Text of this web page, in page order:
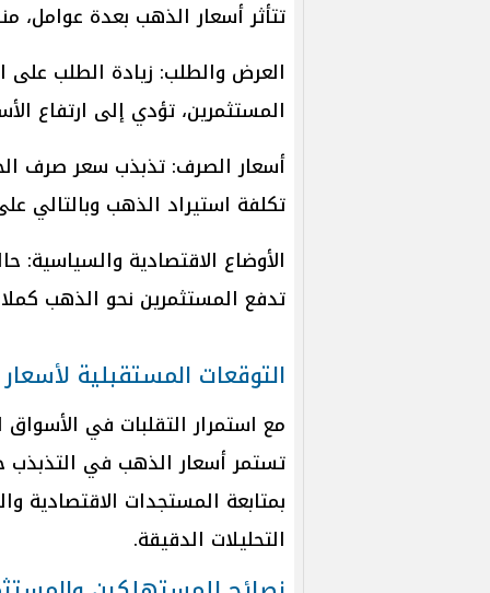
تتأثر أسعار الذهب بعدة عوامل،
العرض والطلب: زيادة الطلب
المستثمرين، تؤدي إلى ارتفاع
أسعار الصرف: تذبذب سعر صرف
تكلفة استيراد الذهب وبالتالي
الأوضاع الاقتصادية والسياسية:
تدفع المستثمرين نحو الذهب
التوقعات المستقبلية
مع استمرار التقلبات في الأسواق
تستمر أسعار الذهب في التذبذب
بمتابعة المستجدات الاقتصادية
التحليلات الدقيقة.